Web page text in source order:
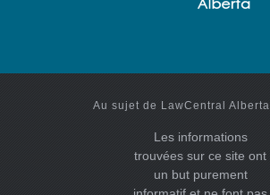
Au sujet de LawCentral Alberta
Les informations
trouvées sur ce site ont
un but purement